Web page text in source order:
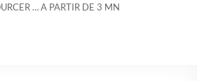
… A PARTIR DE 3 MN